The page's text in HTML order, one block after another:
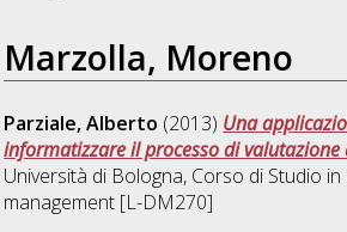
Marzolla, Moreno
Parziale, Alberto (2013) Una
informatizzare il processo di valutazione
Università di Bologna, Corso di Studio in
management [L-DM270]